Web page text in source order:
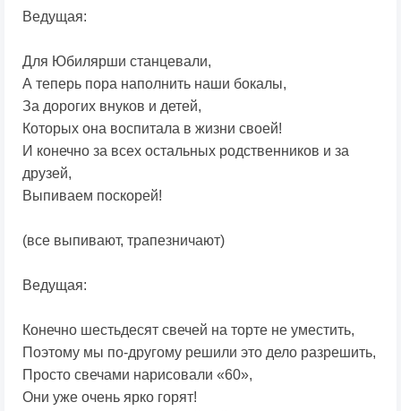
Ведущая:
Для Юбилярши станцевали,
А теперь пора наполнить наши бокалы,
За дорогих внуков и детей,
Которых она воспитала в жизни своей!
И конечно за всех остальных родственников и за
друзей,
Выпиваем поскорей!
(все выпивают, трапезничают)
Ведущая:
Конечно шестьдесят свечей на торте не уместить,
Поэтому мы по-другому решили это дело разрешить,
Просто свечами нарисовали «60»,
Они уже очень ярко горят!